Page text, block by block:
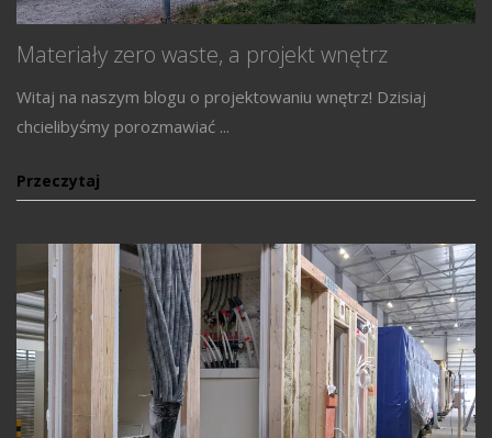
Materiały zero waste, a projekt wnętrz
Witaj na naszym blogu o projektowaniu wnętrz! Dzisiaj
chcielibyśmy porozmawiać ...
Przeczytaj